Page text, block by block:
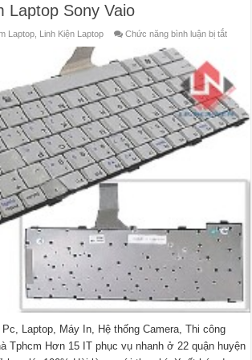
Laptop Sony Vaio
Laptop Linh Kiện Laptop Chức năng bình luận bị tắtở
Sony
Vaio
Laptop, Máy In, Hệ thống Camera, Thi công
Tphcm Hơn 15 IT phục vụ nhanh ở 22 quận huyện